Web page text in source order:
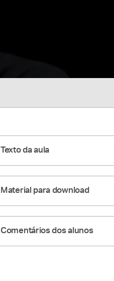
Texto da aula
Material para download
Comentários dos alunos